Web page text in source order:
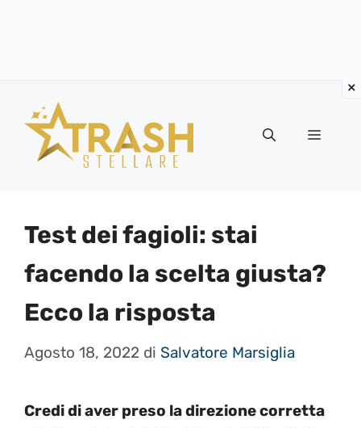
contenuto
Menu
Test dei fagioli: stai
facendo la scelta giusta?
Ecco la risposta
Agosto 18, 2022 di Salvatore Marsiglia
Credi di aver preso la direzione corretta